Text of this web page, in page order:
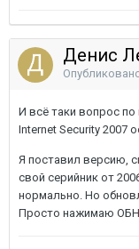
Денис
И всё таки вопрос по
Internet Security 2007
Я поставил версию,
свой серийник от
нормально. Но
Просто нажимаю